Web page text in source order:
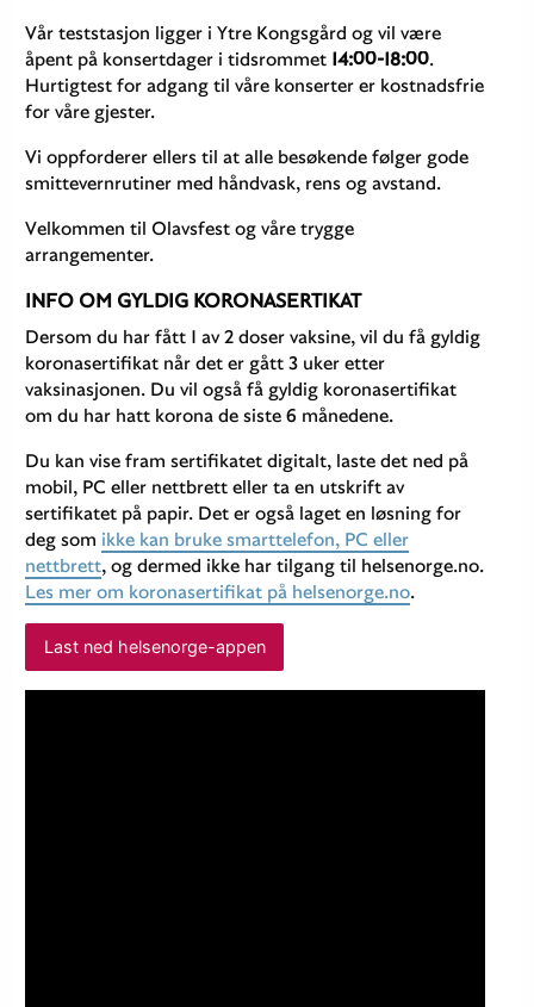
Vår teststasjon ligger i Ytre Kongsgård og vil være
åpent på konsertdager i tidsrommet 14:00-18:00.
Hurtigtest for adgang til våre konserter er kostnadsfrie
for våre gjester.
Vi oppforderer ellers til at alle besøkende følger gode
smittevernrutiner med håndvask, rens og avstand.
Velkommen til Olavsfest og våre trygge
arrangementer.
INFO OM GYLDIG KORONASERTIKAT
Dersom du har fått 1 av 2 doser vaksine, vil du få gyldig
koronasertifikat når det er gått 3 uker etter
vaksinasjonen. Du vil også få gyldig koronasertifikat
om du har hatt korona de siste 6 månedene.
Du kan vise fram sertifikatet digitalt, laste det ned på
mobil, PC eller nettbrett eller ta en utskrift av
sertifikatet på papir. Det er også laget en løsning for
deg som ikke kan bruke smarttelefon, PC eller
nettbrett, og dermed ikke har tilgang til helsenorge.no.
Les mer om koronasertifikat på helsenorge.no.
Last ned helsenorge-appen